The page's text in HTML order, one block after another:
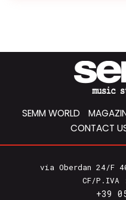
SEMM WORLD
CONTACT
via Oberdan 24/F
CF/P.IVA
+39